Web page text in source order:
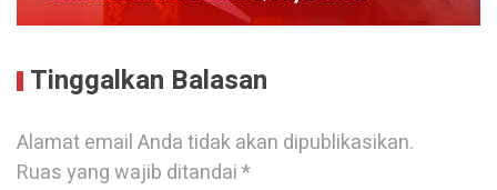
Tinggalkan Balasan
Alamat email Anda tidak akan dipublikasikan.
Ruas yang wajib ditandai*